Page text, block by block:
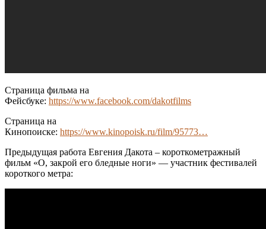
Страница фильма на
Фейсбуке: https://www.facebook.com/dakotfilms
Страница на
Кинопоиске: https://www.kinopoisk.ru/film/95773…
Предыдущая работа Евгения Дакота – короткометражный
фильм «О, закрой его бледные ноги» — участник фестивалей
короткого метра: